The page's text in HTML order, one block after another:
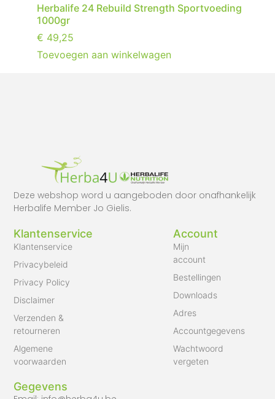
Herbalife 24 Rebuild Strength Sportvoeding
1000gr
€ 49,25
Toevoegen aan winkelwagen
Deze webshop word u aangeboden door onafhankelijk
Herbalife Member Jo Gielis.
Klantenservice
Klantenservice
Privacybeleid
Privacy Policy
Disclaimer
Verzenden &
retourneren
Algemene
voorwaarden
Account
Mijn
account
Bestellingen
Downloads
Adres
Accountgegevens
Wachtwoord
vergeten
Gegevens